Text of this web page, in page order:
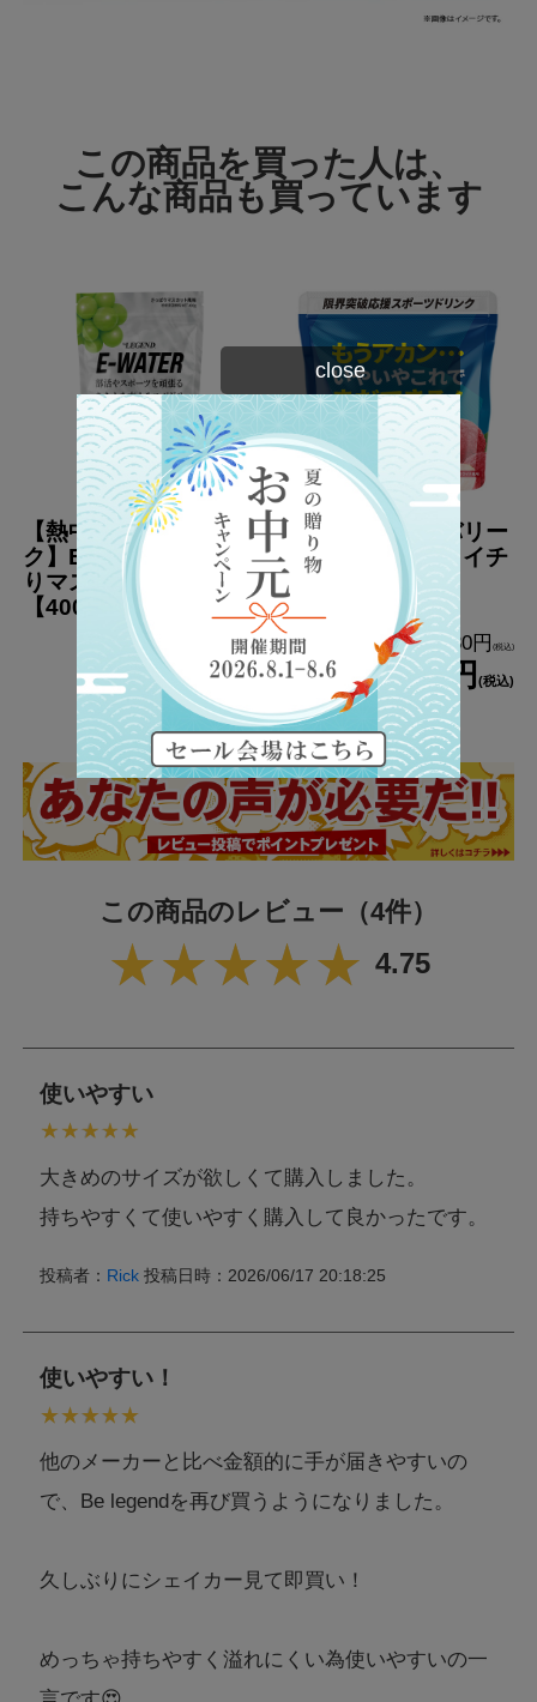
この商品を買った人は、
こんな商品も買っています
【熱中症対策ドリン
ク】E-WATER さっぱ
りマスカット風味
【400g】
通常価格： 1,380円(税込)
1,380円 (税込)
スポーツ＆リカバリー
ソルティラララライチ
風味 【1kg】
通常価格：2,980円 (税込)
2,980円 (税込)
この商品のレビュー （4件）
4.75
使いやすい
大きめのサイズが欲しくて購入しました。
持ちやすくて使いやすく購入して良かったです。
投稿者： Rick 投稿日時：2026/06/17 20:18:25
使いやすい！
他のメーカーと比べ金額的に手が届きやすいの
で、Be legendを再び買うようになりました。
久しぶりにシェイカー見て即買い！
めっちゃ持ちやすく溢れにくい為使いやすいの一
close